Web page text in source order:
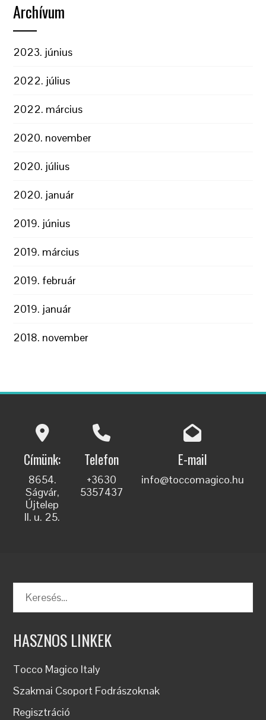
Archívum
2023. június
2022. július
2022. március
2020. november
2020. július
2020. január
2019. június
2019. március
2019. február
2019. január
2018. november
Címünk:
8654.
Ságvár,
Újtelep
II. u. 25.
Telefon
+3630
5357437
E-mail
info@toccomagico.hu
Keresés:
HASZNOS LINKEK
Tocco Magico Italy
Szakmai Csoport Fodrászoknak
Regisztráció